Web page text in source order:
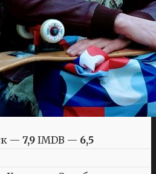
— 7,9 IMDB — 6,5